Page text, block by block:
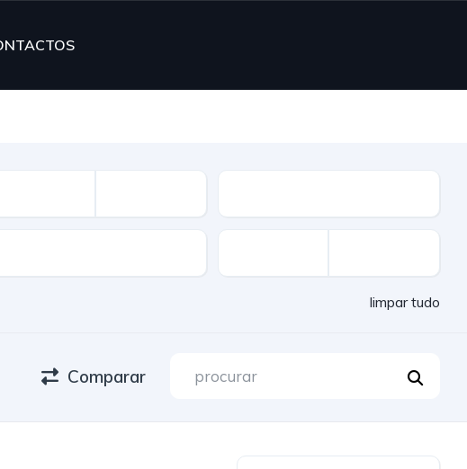
limpar tudo
Comparar